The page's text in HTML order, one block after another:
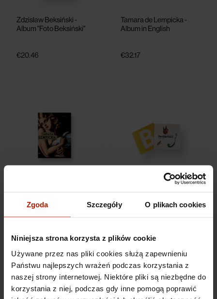
Zgoda Szczegóły O plikach cookies
Niniejsza strona korzysta z plików cookie
Używane przez nas pliki cookies służą zapewnieniu
Państwu najlepszych wrażeń podczas korzystania z
naszej strony internetowej. Niektóre pliki są niezbędne do
korzystania z niej, podczas gdy inne pomogą poprawić
Zdzislaw Beksiński -
Album "Foto Beksiński"
€20.46
Tamara de Lempicka -
Album in English
€32.17
€32.17
Bestiary - Michał Komar,